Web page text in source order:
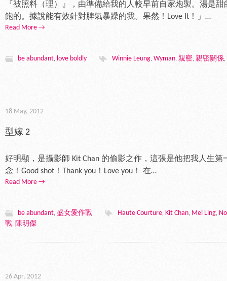
『被照料（理）』，由準備給我的人較早前自家炮製。湯是
飽的。據說能有效針對脾氣暴躁的我。果然！Love It！」…
Read More →
be abundant, love boldly Winnie Leung, Wyman, 親密, 親密關係,
18 May, 2012
型嫁 2
好明顯，是攝影師 Kit Chan 的偷影之作，這張是他把我人生
念！Good shot！Thank you！Love you！ 在…
Read More →
be abundant, 盛女愛作戰 Haute Courture, Kit Chan, Mei Ling,
戰, 陳明傑
26 Apr, 2012